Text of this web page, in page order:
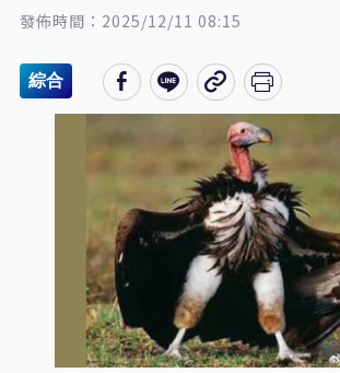
發佈時間：2025/12/11 08:15
綜合